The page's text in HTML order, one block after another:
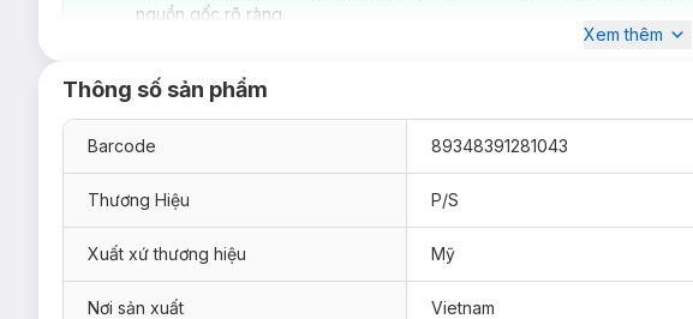
nguồn gốc rõ ràng.
Xem thêm
Thông số sản phẩm
Barcode 89348391281043
Thương Hiệu P/S
Xuất xứ thương hiệu Mỹ
Nơi sản xuất Vietnam